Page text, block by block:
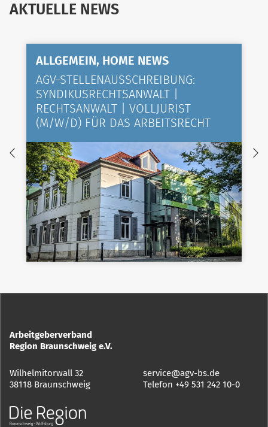
AKTUELLE NEWS
ALLGEMEIN, HOME NEWS
AGV-STELLENAUSSCHREIBUNG:
SYNDIKUSRECHTSANWALT |
RECHTSANWALT | VOLLJURIST
(M/W/D) FÜR DAS ARBEITSRECHT
Arbeitgeberverband
Region Braunschweig e.V.
Wilhelmitorwall 32
38118 Braunschweig
service@agv-bs.de
Telefon +49 531 242 10-0